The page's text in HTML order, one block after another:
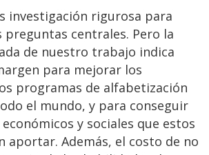
investigación rigurosa para
preguntas centrales. Pero la
de nuestro trabajo indica
para mejorar los
programas de alfabetización
el mundo, y para conseguir
y sociales que estos
aportar. Además, el costo de no